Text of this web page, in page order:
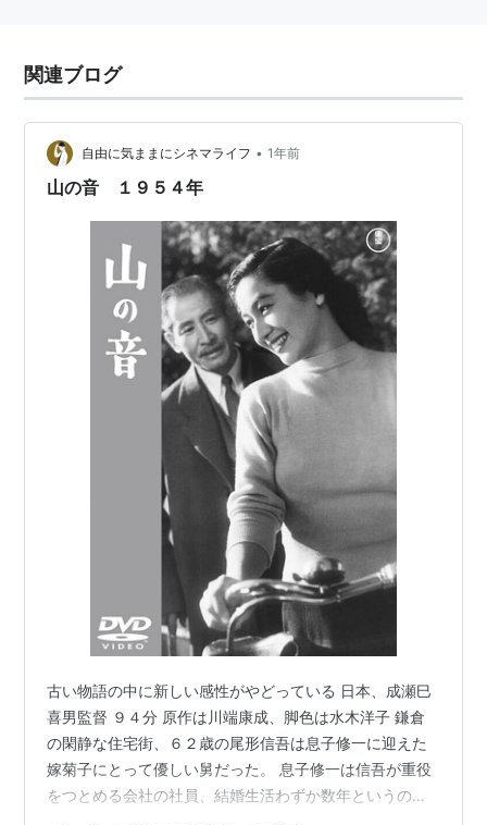
関連ブログ
自由に気ままにシネマライフ • 1年前
山の音 １９５４年
古い物語の中に新しい感性がやどっている 日本、成瀬巳
喜男監督 ９４分 原作は川端康成、脚色は水木洋子 鎌倉
の閑静な住宅街、６２歳の尾形信吾は息子修一に迎えた
嫁菊子にとって優しい舅だった。 息子修一は信吾が重役
をつとめる会社の社員、結婚生活わずか数年というの